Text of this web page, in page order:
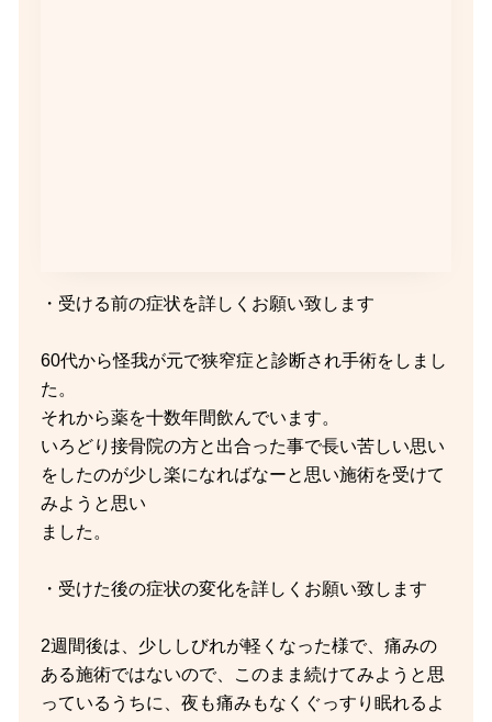
・受ける前の症状を詳しくお願い致します
60代から怪我が元で狭窄症と診断され手術をしまし
た。
それから薬を十数年間飲んでいます。
いろどり接骨院の方と出合った事で長い苦しい思い
をしたのが少し楽になればなーと思い施術を受けて
みようと思い
ました。
・受けた後の症状の変化を詳しくお願い致します
2週間後は、少ししびれが軽くなった様で、痛みの
ある施術ではないので、このまま続けてみようと思
っているうちに、夜も痛みもなくぐっすり眠れるよ